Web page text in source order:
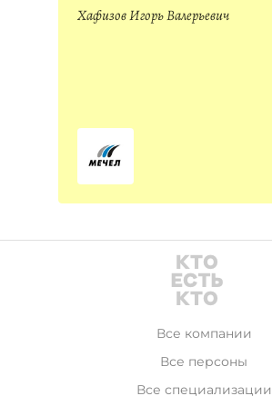
Хафизов Игорь Валерьевич
Все компании
Все персоны
Все специализации